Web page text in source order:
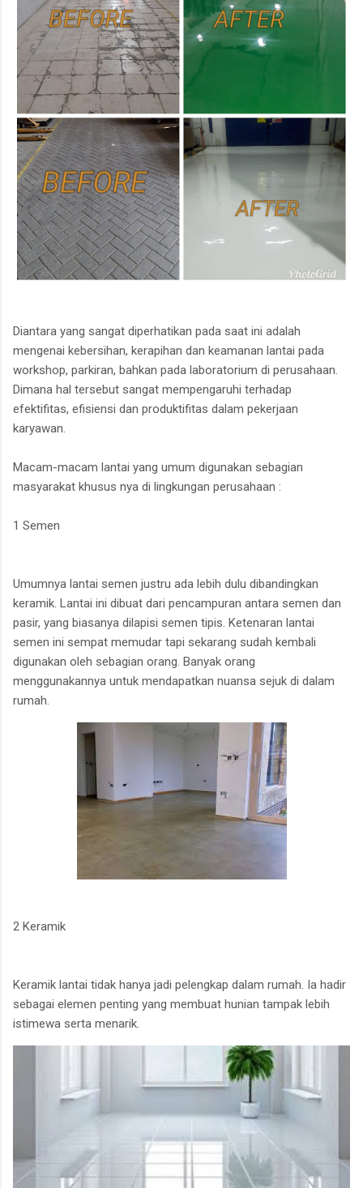
Diantara yang sangat diperhatikan pada saat ini adalah
mengenai kebersihan, kerapihan dan keamanan lantai pada
workshop, parkiran, bahkan pada laboratorium di perusahaan.
Dimana hal tersebut sangat mempengaruhi terhadap
efektifitas, efisiensi dan produktifitas dalam pekerjaan
karyawan.
Macam-macam lantai yang umum digunakan sebagian
masyarakat khusus nya di lingkungan perusahaan :
1 Semen
Umumnya lantai semen justru ada lebih dulu dibandingkan
keramik. Lantai ini dibuat dari pencampuran antara semen dan
pasir, yang biasanya dilapisi semen tipis. Ketenaran lantai
semen ini sempat memudar tapi sekarang sudah kembali
digunakan oleh sebagian orang. Banyak orang
menggunakannya untuk mendapatkan nuansa sejuk di dalam
rumah.
2 Keramik
Keramik lantai tidak hanya jadi pelengkap dalam rumah. Ia hadir
sebagai elemen penting yang membuat hunian tampak lebih
istimewa serta menarik.